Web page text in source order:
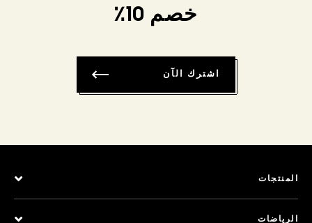
خصم 10٪
اشترك الآن
المنتجات
الرياضات